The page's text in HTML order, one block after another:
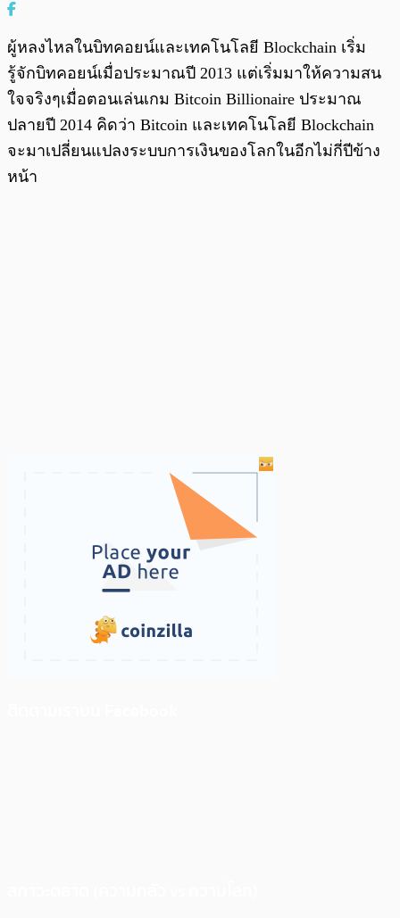
ผู้หลงไหลในบิทคอยน์และเทคโนโลยี Blockchain เริ่ม
รู้จักบิทคอยน์เมื่อประมาณปี 2013 แต่เริ่มมาให้ความสน
ใจจริงๆเมื่อตอนเล่นเกม Bitcoin Billionaire ประมาณ
ปลายปี 2014 คิดว่า Bitcoin และเทคโนโลยี Blockchain
จะมาเปลี่ยนแปลงระบบการเงินของโลกในอีกไม่กี่ปีข้าง
หน้า